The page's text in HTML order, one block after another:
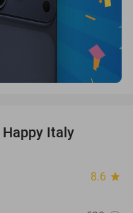
Italy
8.6 star